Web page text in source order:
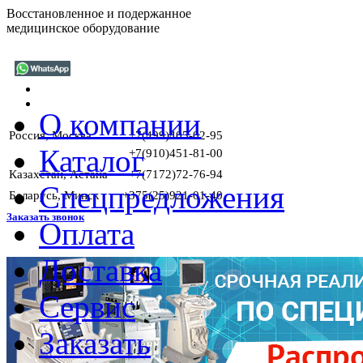
Восстановленное и подержанное
медицинское оборудование
Россия, Москва
+7(499)405-02-95
+7(910)451-81-00
Казахстан, Астана
+7(7172)72-76-94
Беларусь, Минск
+375(25)921-01-40
Заказать звонок
О компании
Каталог
Спецпредложения
Оплата
Доставка
Сервис
Заказать